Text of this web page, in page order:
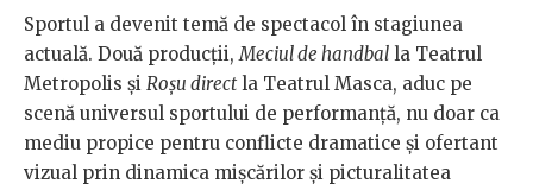
Sportul a devenit temă de spectacol în stagiunea
actuală. Două producții,Meciul de handbal la Teatrul
Metropolis și Roșu directla Teatrul Masca, aduc pe
scenă universul sportului de performanță, nu doar ca
mediu propice pentru conflicte dramatice și ofertant
vizual prin dinamica mișcărilor și picturalitatea